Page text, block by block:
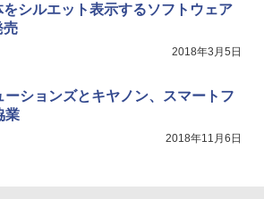
をシルエット表示するソフトウェア
売
2018年3月5日
ションズとキヤノン、スマートフ
業
2018年11月6日